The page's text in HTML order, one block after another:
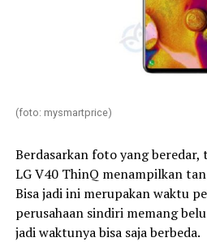
(foto: mysmartprice)
Berdasarkan foto yang beredar,
LG V40 ThinQ menampilkan
Bisa jadi ini merupakan waktu
perusahaan sindiri memang
jadi waktunya bisa saja berbeda.